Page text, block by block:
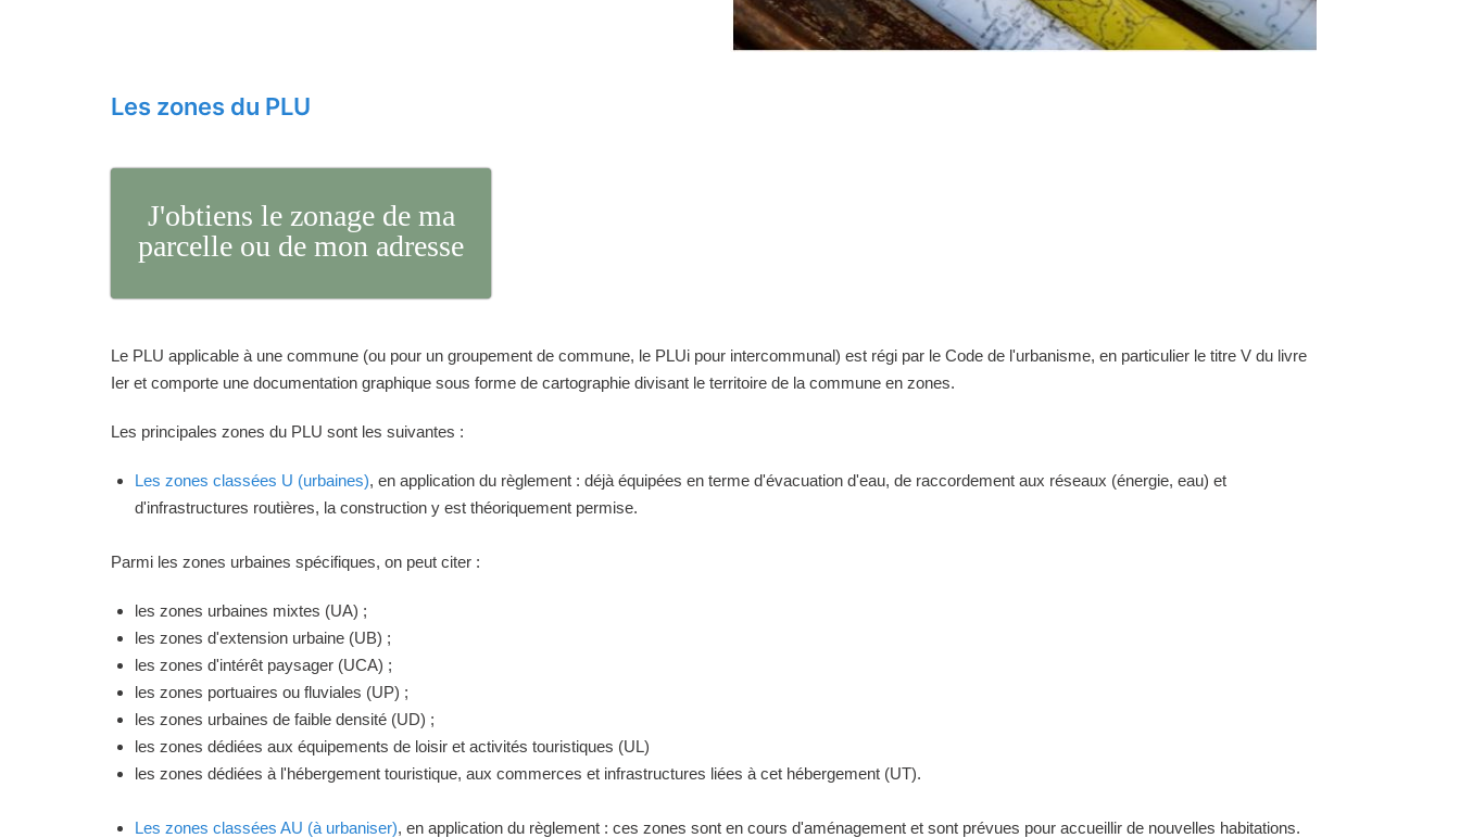
Les zones du PLU
J'obtiens le zonage de ma
parcelle ou de mon adresse
Le PLU applicable à une commune (ou pour un groupement de commune, le PLUi pour intercommunal) est régi par le Code de l'urbanisme, en particulier le titre V du livre
Ier et comporte une documentation graphique sous forme de cartographie divisant le territoire de la commune en zones.
Les principales zones du PLU sont les suivantes :
Les zones classées U (urbaines), en application du règlement : déjà équipées en terme d'évacuation d'eau, de raccordement aux réseaux (énergie, eau) et
d'infrastructures routières, la construction y est théoriquement permise.
Parmi les zones urbaines spécifiques, on peut citer :
les zones urbaines mixtes (UA) ;
les zones d'extension urbaine (UB) ;
les zones d'intérêt paysager (UCA) ;
les zones portuaires ou fluviales (UP) ;
les zones urbaines de faible densité (UD) ;
les zones dédiées aux équipements de loisir et activités touristiques (UL)
les zones dédiées à l'hébergement touristique, aux commerces et infrastructures liées à cet hébergement (UT).
Les zones classées AU (à urbaniser), en application du règlement : ces zones sont en cours d'aménagement et sont prévues pour accueillir de nouvelles habitations.